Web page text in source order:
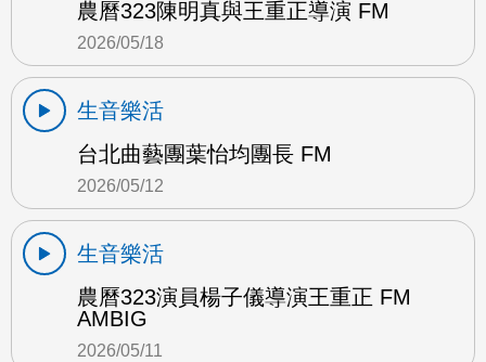
農曆323陳明真與王重正導演 FM
2026/05/18
生音樂活
台北曲藝團葉怡均團長 FM
2026/05/12
生音樂活
農曆323演員楊子儀導演王重正 FM
AMBIG
2026/05/11